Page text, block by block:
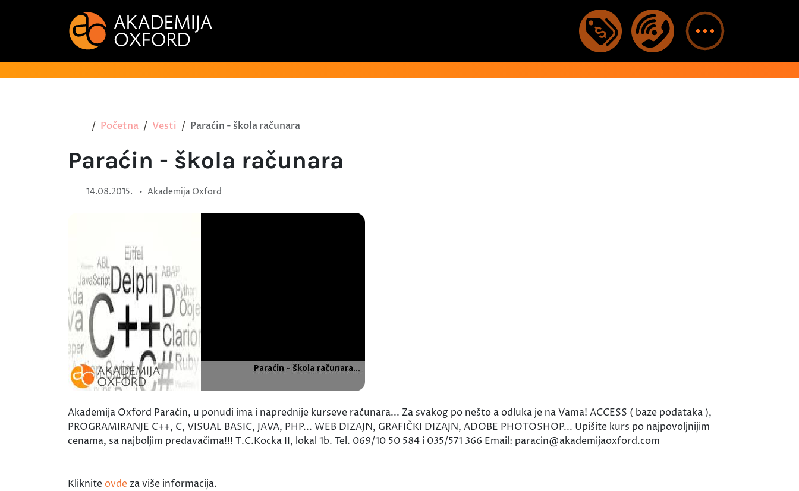
Početna Vesti Paraćin - škola računara
Paraćin - škola računara
14.08.2015. • Akademija Oxford
Akademija Oxford Paraćin, u ponudi ima i naprednije kurseve računara... Za svakog po nešto a odluka je na Vama! ACCESS ( baze podataka ),
PROGRAMIRANJE C++, C, VISUAL BASIC, JAVA, PHP... WEB DIZAJN, GRAFIČKI DIZAJN, ADOBE PHOTOSHOP... Upišite kurs po najpovoljnijim
cenama, sa najboljim predavačima!!! T.C.Kocka II, lokal 1b. Tel. 069/10 50 584 i 035/571 366 Email: paracin@akademijaoxford.com
Kliknite ovde za više informacija.